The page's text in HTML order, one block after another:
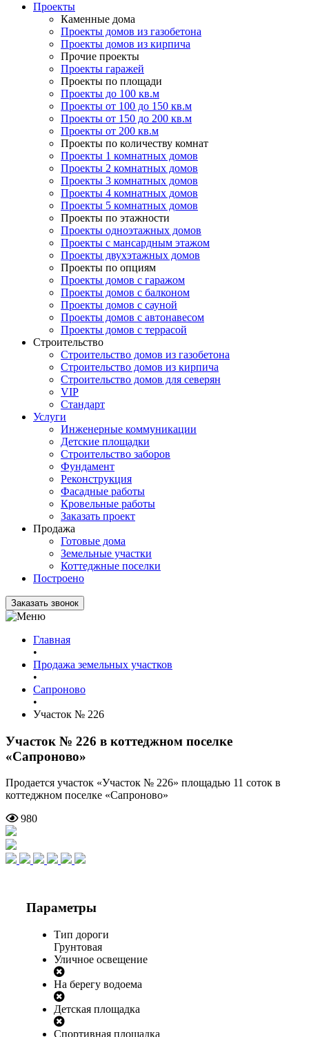
Проекты
Каменные дома
Проекты домов из газобетона
Проекты домов из кирпича
Прочие проекты
Проекты гаражей
Проекты по площади
Проекты до 100 кв.м
Проекты от 100 до 150 кв.м
Проекты от 150 до 200 кв.м
Проекты от 200 кв.м
Проекты по количеству комнат
Проекты 1 комнатных домов
Проекты 2 комнатных домов
Проекты 3 комнатных домов
Проекты 4 комнатных домов
Проекты 5 комнатных домов
Проекты по этажности
Проекты одноэтажных домов
Проекты с мансардным этажом
Проекты двухэтажных домов
Проекты по опциям
Проекты домов с гаражом
Проекты домов с балконом
Проекты домов с сауной
Проекты домов с автонавесом
Проекты домов с террасой
Строительство
Строительство домов из газобетона
Строительство домов из кирпича
Строительство домов для северян
VIP
Стандарт
Услуги
Инженерные коммуникации
Детские площадки
Строительство заборов
Фундамент
Реконструкция
Фасадные работы
Кровельные работы
Заказать проект
Продажа
Готовые дома
Земельные участки
Коттеджные поселки
Построено
Заказать звонок
Главная
•
Продажа земельных участков
•
Сапроново
•
Участок № 226
Участок № 226 в коттеджном поселке
«Сапроново»
Продается участок «Участок № 226» площадью 11 соток в
коттеджном поселке «Сапроново»
980
Параметры
Тип дороги
Грунтовая
Уличное освещение
На берегу водоема
Детская площадка
Спортивная площадка